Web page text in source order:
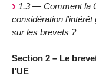
1.3 — Comment la
considération
sur les brevets ?
Section 2 – Le
l’UE